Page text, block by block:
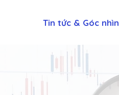
Tin tức & Góc nhìn